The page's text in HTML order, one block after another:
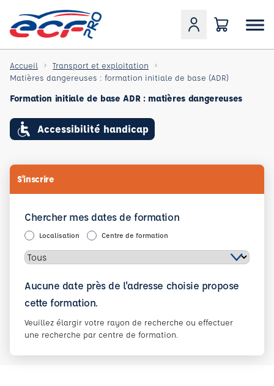
Accueil
Transport et exploitation
Matières dangereuses : formation initiale de base (ADR)
Formation initiale de base ADR : matières dangereuses
Accessibilité handicap
S'inscrire
Chercher mes dates de formation
Localisation Centre de formation
Aucune date près de l'adresse choisie propose
cette formation.
Veuillez élargir votre rayon de recherche ou effectuer
une recherche par centre de formation.